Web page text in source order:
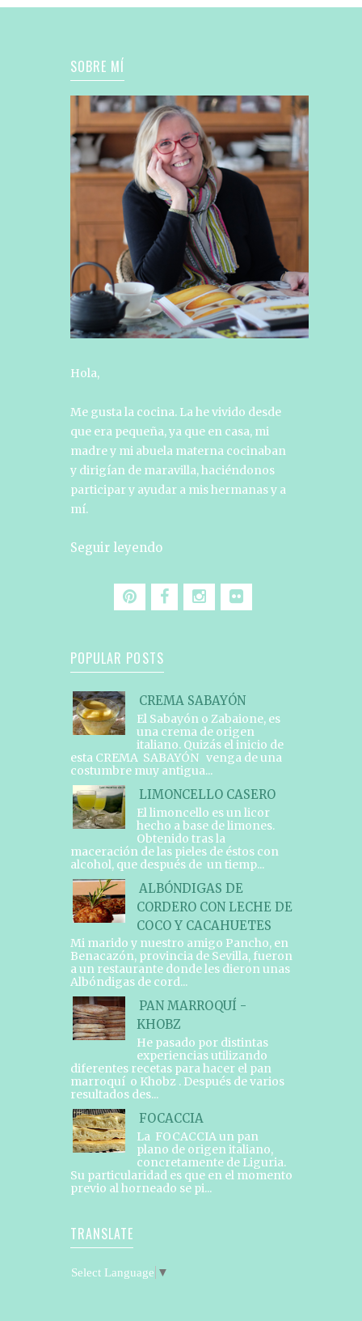
SOBRE MÍ
Hola,
Me gusta la cocina. La he vivido desde
que era pequeña, ya que en casa, mi
madre y mi abuela materna cocinaban
y dirigían de maravilla, haciéndonos
participar y ayudar a mis hermanas y a
mí.
Seguir leyendo
POPULAR POSTS
CREMA SABAYÓN
El Sabayón o Zabaione, es
una crema de origen
italiano. Quizás el inicio de
esta CREMA SABAYÓN venga de una
costumbre muy antigua...
LIMONCELLO CASERO
El limoncello es un licor
hecho a base de limones.
Obtenido tras la
maceración de las pieles de éstos con
alcohol, que después de un tiemp...
ALBÓNDIGAS DE
CORDERO CON LECHE DE
COCO Y CACAHUETES
Mi marido y nuestro amigo Pancho, en
Benacazón, provincia de Sevilla, fueron
a un restaurante donde les dieron unas
Albóndigas de cord...
PAN MARROQUÍ -
KHOBZ
He pasado por distintas
experiencias utilizando
diferentes recetas para hacer el pan
marroquí o Khobz . Después de varios
resultados des...
FOCACCIA
La FOCACCIA un pan
plano de origen italiano,
concretamente de Liguria.
Su particularidad es que en el momento
previo al horneado se pi...
TRANSLATE
Select Language ▼